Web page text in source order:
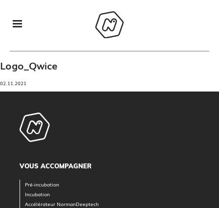
Logo_Qwice
02.11.2021
VOUS ACCOMPAGNER
Pré-incubation
Incubation
Accélérateur NormanDeeptech